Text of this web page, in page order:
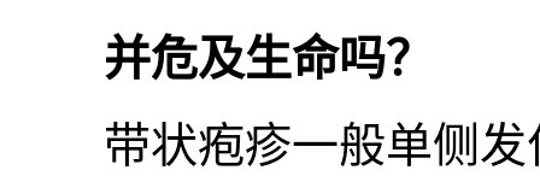
并危及生命吗？
带状疱疹一般单侧发